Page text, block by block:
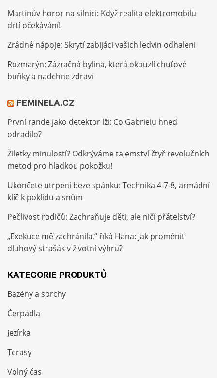
Martinův horor na silnici: Když realita elektromobilu
drtí očekávání!
Zrádné nápoje: Skrytí zabijáci vašich ledvin odhaleni
Rozmarýn: Zázračná bylina, která okouzlí chuťové
buňky a nadchne zdraví
FEMINELA.CZ
První rande jako detektor lži: Co Gabrielu hned
odradilo?
Žiletky minulostí? Odkrýváme tajemství čtyř revolučních
metod pro hladkou pokožku!
Ukončete utrpení beze spánku: Technika 4-7-8, armádní
klíč k poklidu a snům
Pečlivost rodičů: Zachraňuje děti, ale ničí přátelství?
„Exekuce mě zachránila,“ říká Hana: Jak proměnit
dluhový strašák v životní výhru?
KATEGORIE PRODUKTŮ
Bazény a sprchy
Čerpadla
Jezírka
Terasy
Volný čas